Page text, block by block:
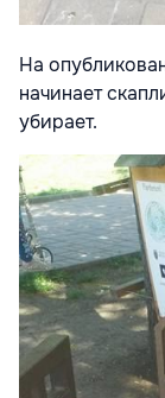
На
начинает
убирает.